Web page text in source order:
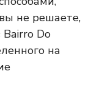
не решаете,
Bairro Do
на